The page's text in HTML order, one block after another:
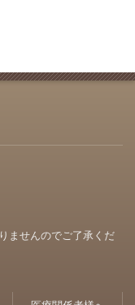
ませんのでご了承くだ